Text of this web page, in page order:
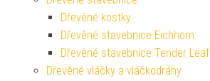
Dřevěné kostky
Dřevěné stavebnice Eichhorn
Dřevěné stavebnice Tender Leaf
Dřevěné vláčky a vláčkodráhy